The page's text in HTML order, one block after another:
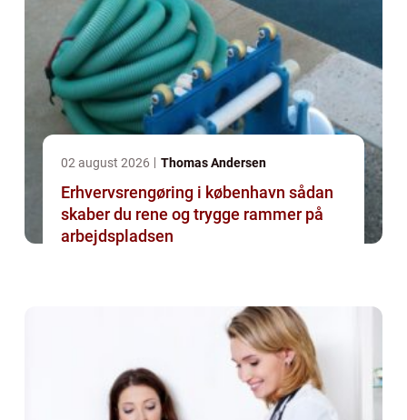
02 august 2026 Thomas Andersen
Erhvervsrengøring i københavn sådan
skaber du rene og trygge rammer på
arbejdspladsen